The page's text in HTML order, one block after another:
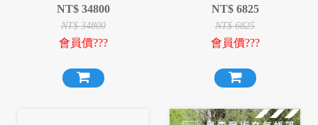
篷 充氣帳 露營 野營
NT$ 34800
NT$34800
會員價???
NT$ 6825
NT$6825
會員價???